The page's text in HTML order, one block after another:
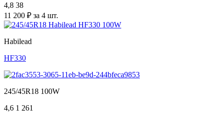
4,8 38
11 200 ₽ за 4 шт.
Habilead
HF330
245/45R18 100W
4,6 1 261